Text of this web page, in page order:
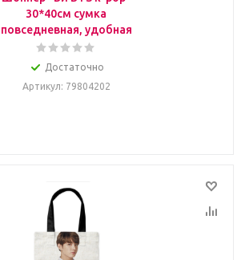
30*40см сумка
повседневная, удобная
Достаточно
Артикул: 79804202